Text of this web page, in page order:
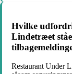
Hvilke
Lindetræet
Restaurant Under